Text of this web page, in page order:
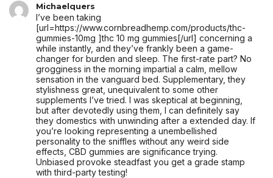
Michaelquers
I’ve been taking
[url=https://www.cornbreadhemp.com/products/thc-
gummies-10mg ]thc 10 mg gummies[/url] concerning a
while instantly, and they’ve frankly been a game-
changer for burden and sleep. The first-rate part? No
grogginess in the morning impartial a calm, mellow
sensation in the vanguard bed. Supplementary, they
stylishness great, unequivalent to some other
supplements I’ve tried. I was skeptical at beginning,
but after devotedly using them, I can definitely say
they domestics with unwinding after a extended day. If
you’re looking representing a unembellished
personality to the sniffles without any weird side
effects, CBD gummies are significance trying.
Unbiased provoke steadfast you get a grade stamp
with third-party testing!